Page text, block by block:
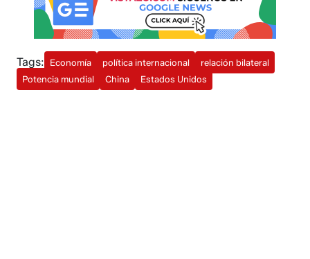
Tags: Economía política internacional
relación bilateral
Potencia mundial
China Estados Unidos